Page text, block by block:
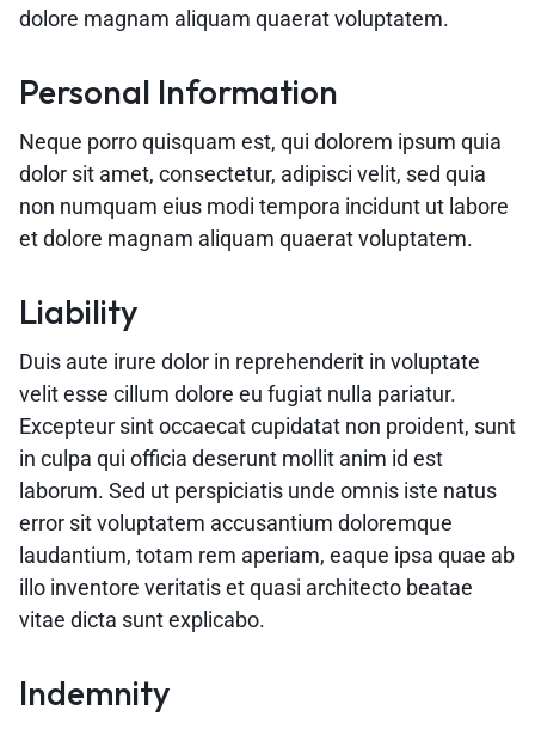
dolore magnam aliquam quaerat voluptatem.
Personal Information
Neque porro quisquam est, qui dolorem ipsum quia
dolor sit amet, consectetur, adipisci velit, sed quia
non numquam eius modi tempora incidunt ut labore
et dolore magnam aliquam quaerat voluptatem.
Liability
Duis aute irure dolor in reprehenderit in voluptate
velit esse cillum dolore eu fugiat nulla pariatur.
Excepteur sint occaecat cupidatat non proident, sunt
in culpa qui officia deserunt mollit anim id est
laborum. Sed ut perspiciatis unde omnis iste natus
error sit voluptatem accusantium doloremque
laudantium, totam rem aperiam, eaque ipsa quae ab
illo inventore veritatis et quasi architecto beatae
vitae dicta sunt explicabo.
Indemnity